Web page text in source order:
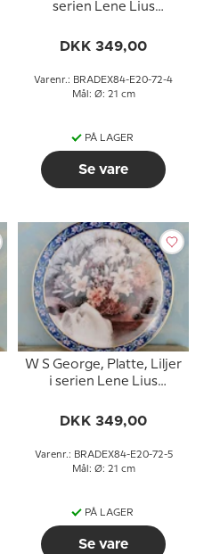
serien Lene Lius
DKK 349,00
Varenr.: BRADEX84-E20-72-4
Mål: Ø: 21 cm
PÅ LAGER
Se vare
W S George, Platte, Liljer
i serien Lene Lius
DKK 349,00
Varenr.: BRADEX84-E20-72-5
Mål: Ø: 21 cm
PÅ LAGER
Se vare